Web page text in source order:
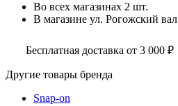
Во всех магазинах 2 шт.
В магазине ул. Рогожский вал
Бесплатная доставка от 3 000 ₽
Другие товары бренда
Snap-on